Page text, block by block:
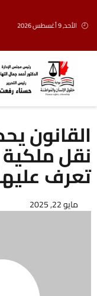
الأحد, 9 أغسطس 2026
القانون
نقل ملكية
تعرف
مايو 22, 2025